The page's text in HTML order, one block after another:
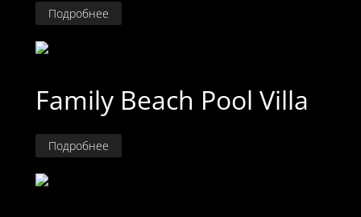
Подробнее
Family Beach Pool Villa
Подробнее